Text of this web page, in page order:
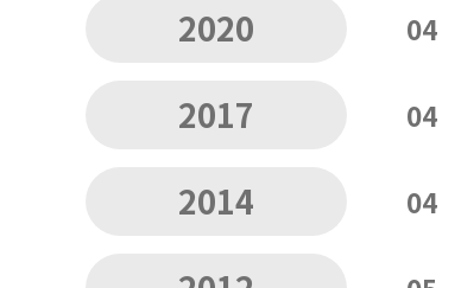
2020
2017
2014
04
04
04